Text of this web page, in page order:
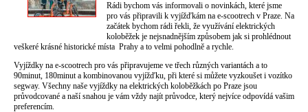
Rádi bychom vás informovali o novinkách, které jsme
pro vás připravili k vyjížďkám na e-scootrech v Praze. Na
začátek bychom rádi řekli, že využívání elektrických
koloběžek je nejsnadnějším způsobem jak si prohlédnout
veškeré krásné historické místa Prahy a to velmi pohodlně a rychle.
Vyjíždky na e-scootrech pro vás připravujeme ve třech různých variantách a to
90minut, 180minut a kombinovanou vyjížďku, při které si můžete vyzkoušet i vozítko
segway. Všechny naše vyjíždky na elektrických koloběžkách po Praze jsou
průvodcované a naší snahou je vám vždy najít průvodce, který nejvíce odpovídá vašim
preferencím.